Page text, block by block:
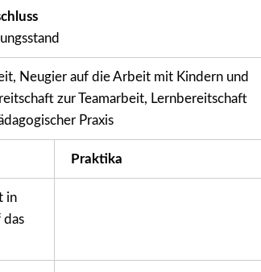
Neugier auf die Arbeit mit Kindern und
zur Teamarbeit, Lernbereitschaft
Praxis
Praktika
in
das